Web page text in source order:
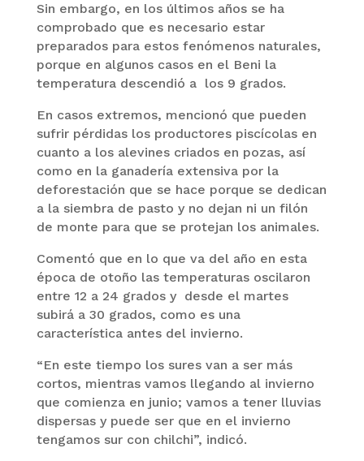
Sin embargo, en los últimos años se ha
comprobado que es necesario estar
preparados para estos fenómenos naturales,
porque en algunos casos en el Beni la
temperatura descendió a los 9 grados.
En casos extremos, mencionó que pueden
sufrir pérdidas los productores piscícolas en
cuanto a los alevines criados en pozas, así
como en la ganadería extensiva por la
deforestación que se hace porque se dedican
a la siembra de pasto y no dejan ni un filón
de monte para que se protejan los animales.
Comentó que en lo que va del año en esta
época de otoño las temperaturas oscilaron
entre 12 a 24 grados y desde el martes
subirá a 30 grados, como es una
característica antes del invierno.
“En este tiempo los sures van a ser más
cortos, mientras vamos llegando al invierno
que comienza en junio; vamos a tener lluvias
dispersas y puede ser que en el invierno
tengamos sur con chilchi”, indicó.